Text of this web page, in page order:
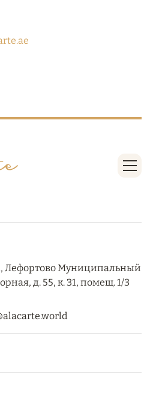
NEIGES
– ВСЁ
Лефортово Муниципальный
д. 55, к. 31, помещ. 1/3